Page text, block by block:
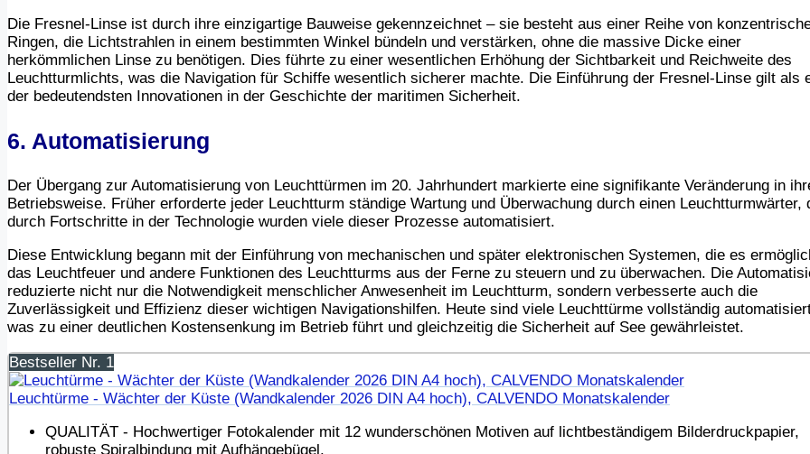
Die Fresnel-Linse ist durch ihre einzigartige Bauweise gekennzeichnet – sie besteht aus einer Reihe von
Ringen, die Lichtstrahlen in einem bestimmten Winkel bündeln und verstärken, ohne die massive Dicke einer
herkömmlichen Linse zu benötigen. Dies führte zu einer wesentlichen Erhöhung der Sichtbarkeit und Reichweite des
Leuchtturmlichts, was die Navigation für Schiffe wesentlich sicherer machte. Die Einführung der Fresnel-Linse gilt als
der bedeutendsten Innovationen in der Geschichte der maritimen Sicherheit.
6. Automatisierung
Der Übergang zur Automatisierung von Leuchttürmen im 20. Jahrhundert markierte eine signifikante Veränderung in
Betriebsweise. Früher erforderte jeder Leuchtturm ständige Wartung und Überwachung durch einen Leuchtturmwärter,
durch Fortschritte in der Technologie wurden viele dieser Prozesse automatisiert.
Diese Entwicklung begann mit der Einführung von mechanischen und später elektronischen Systemen, die es
das Leuchtfeuer und andere Funktionen des Leuchtturms aus der Ferne zu steuern und zu überwachen. Die
reduzierte nicht nur die Notwendigkeit menschlicher Anwesenheit im Leuchtturm, sondern verbesserte auch die
Zuverlässigkeit und Effizienz dieser wichtigen Navigationshilfen. Heute sind viele Leuchttürme vollständig
was zu einer deutlichen Kostensenkung im Betrieb führt und gleichzeitig die Sicherheit auf See gewährleistet.
Bestseller Nr. 1
Leuchtürme - Wächter der Küste (Wandkalender 2026 DIN A4 hoch), CALVENDO Monatskalender
QUALITÄT - Hochwertiger Fotokalender mit 12 wunderschönen Motiven auf lichtbeständigem Bilderdruckpapier,
robuste Spiralbindung mit Aufhängebügel.